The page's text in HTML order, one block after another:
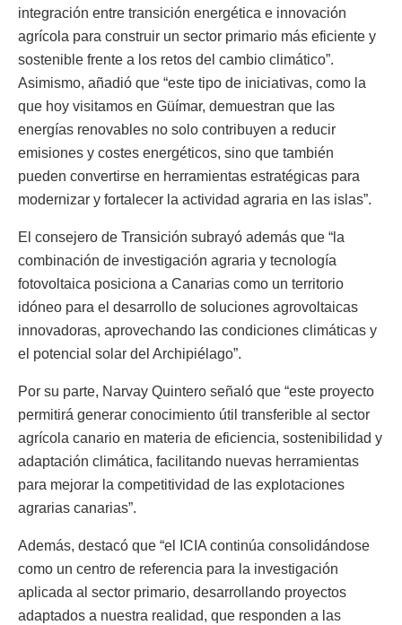
integración entre transición energética e innovación
agrícola para construir un sector primario más eficiente y
sostenible frente a los retos del cambio climático”.
Asimismo, añadió que “este tipo de iniciativas, como la
que hoy visitamos en Güímar, demuestran que las
energías renovables no solo contribuyen a reducir
emisiones y costes energéticos, sino que también
pueden convertirse en herramientas estratégicas para
modernizar y fortalecer la actividad agraria en las islas”.
El consejero de Transición subrayó además que “la
combinación de investigación agraria y tecnología
fotovoltaica posiciona a Canarias como un territorio
idóneo para el desarrollo de soluciones agrovoltaicas
innovadoras, aprovechando las condiciones climáticas y
el potencial solar del Archipiélago”.
Por su parte, Narvay Quintero señaló que “este proyecto
permitirá generar conocimiento útil transferible al sector
agrícola canario en materia de eficiencia, sostenibilidad y
adaptación climática, facilitando nuevas herramientas
para mejorar la competitividad de las explotaciones
agrarias canarias”.
Además, destacó que “el ICIA continúa consolidándose
como un centro de referencia para la investigación
aplicada al sector primario, desarrollando proyectos
adaptados a nuestra realidad, que responden a las